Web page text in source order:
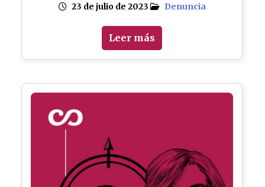
23 de julio de 2023 Denuncia
Leer más